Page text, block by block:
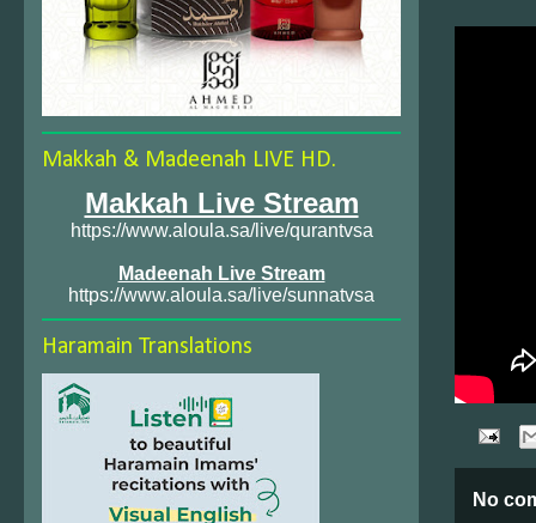
No
Makkah & Madeenah LIVE HD.
Makkah Live Stream
https://www.aloula.sa/live/qurantvsa
Madeenah Live Stream
https://www.aloula.sa/live/sunnatvsa
Haramain Translations